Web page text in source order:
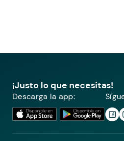
¡Justo lo que necesitas!
Descarga la app: